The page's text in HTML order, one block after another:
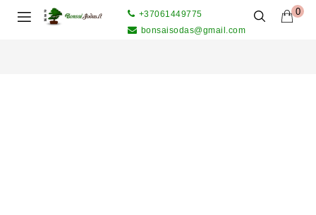
0
+37061449775
bonsaisodas@gmail.com